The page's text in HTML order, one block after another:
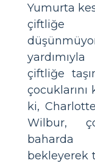
Yumurta
çiftliğe
çiftliğe
çocuklarını
ki,
Wilbur,
baharda
bekleyerek